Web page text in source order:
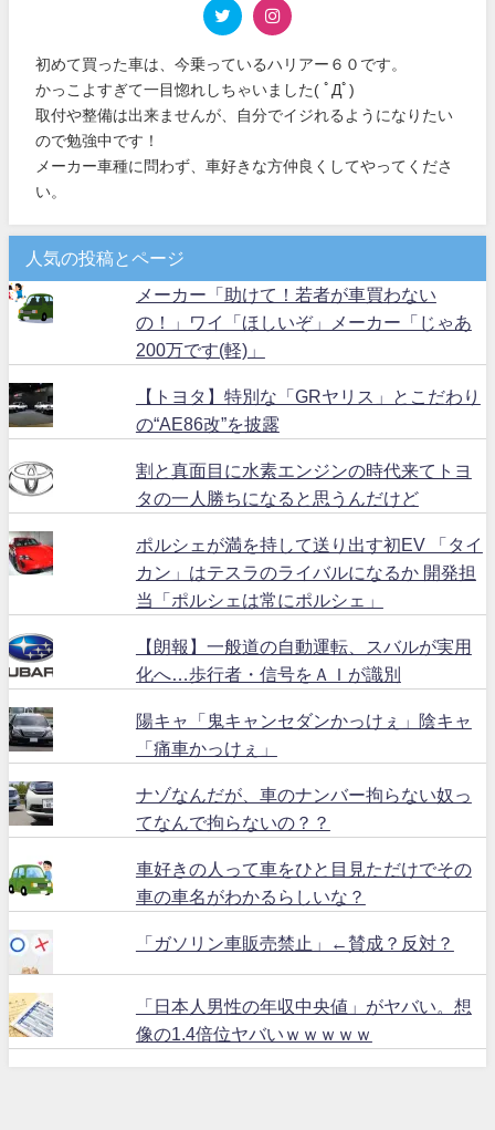
初めて買った車は、今乗っているハリアー６０です。
かっこよすぎて一目惚れしちゃいました( ﾟДﾟ)
取付や整備は出来ませんが、自分でイジれるようになりたい
ので勉強中です！
メーカー車種に問わず、車好きな方仲良くしてやってくださ
い。
人気の投稿とページ
メーカー「助けて！若者が車買わない
の！」ワイ「ほしいぞ」メーカー「じゃあ
200万です(軽)」
【トヨタ】特別な「GRヤリス」とこだわり
の“AE86改”を披露
割と真面目に水素エンジンの時代来てトヨ
タの一人勝ちになると思うんだけど
ポルシェが満を持して送り出す初EV 「タイ
カン」はテスラのライバルになるか 開発担
当「ポルシェは常にポルシェ」
【朗報】一般道の自動運転、スバルが実用
化へ…歩行者・信号をＡＩが識別
陽キャ「鬼キャンセダンかっけぇ」陰キャ
「痛車かっけぇ」
ナゾなんだが、車のナンバー拘らない奴っ
てなんで拘らないの？？
車好きの人って車をひと目見ただけでその
車の車名がわかるらしいな？
「ガソリン車販売禁止」←賛成？反対？
「日本人男性の年収中央値」がヤバい。想
像の1.4倍位ヤバいｗｗｗｗｗ